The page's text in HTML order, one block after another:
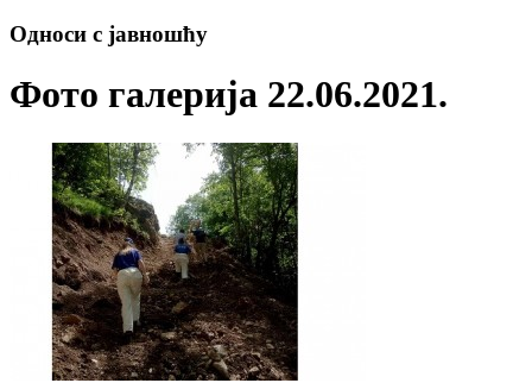
Односи с јавношћу
Фото галерија 22.06.2021.